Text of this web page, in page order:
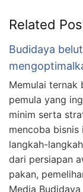
Related
Budidaya
Memulai ternak
pemula yang
minim serta
mencoba bisnis
langkah-
dari persiapan
pakan,
Media